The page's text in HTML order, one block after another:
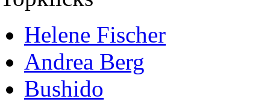
Helene Fischer
Andrea Berg
Bushido